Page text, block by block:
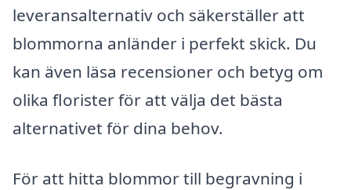
leveransalternativ och säkerställer att
blommorna anländer i perfekt skick. Du
kan även läsa recensioner och betyg om
olika florister för att välja det bästa
alternativet för dina behov.
För att hitta blommor till begravning i